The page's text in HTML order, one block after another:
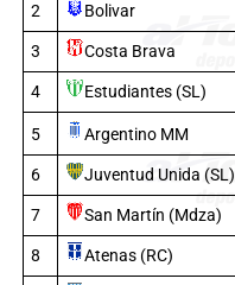
2
Bolivar
3
Costa Brava
4
Estudiantes (SL)
5 Argentino MM
6
Juventud Unida (SL)
7
San Martín (Mdza)
8
Atenas (RC)